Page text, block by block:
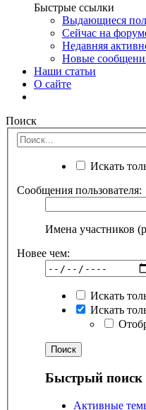
Быстрые ссылки
Выдающиеся
Сейчас на
Недавняя
Новые
Наши статьи
О сайте
Поиск
Искать
Сообщения пользователя:
Имена участников
Новее чем:
Искать
Искать
Быстрый поиск
Активные